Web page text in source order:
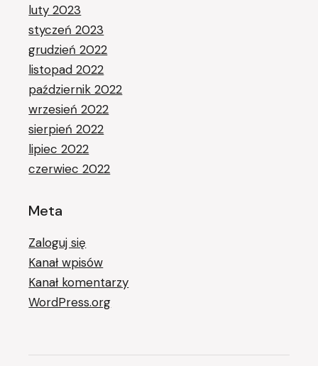
luty 2023
styczeń 2023
grudzień 2022
listopad 2022
październik 2022
wrzesień 2022
sierpień 2022
lipiec 2022
czerwiec 2022
Meta
Zaloguj się
Kanał wpisów
Kanał komentarzy
WordPress.org